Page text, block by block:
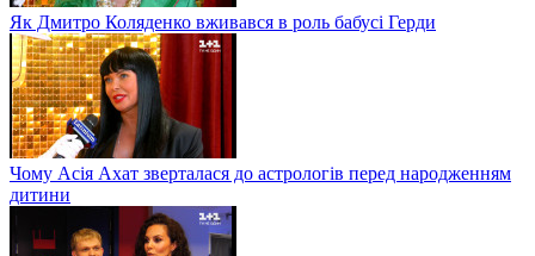
Як Дмитро Коляденко вживався в роль бабусі Герди
Чому Асія Ахат зверталася до астрологів перед народженням
дитини